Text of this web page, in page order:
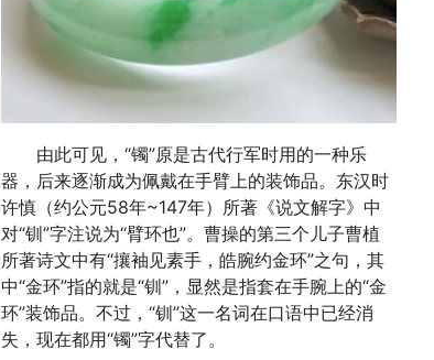
由此可见，“镯”原是古代行军时用的一种乐
器，后来逐渐成为佩戴在手臂上的装饰品。东汉时
许慎（约公元58年~147年）所著《说文解字》中
对“钏”字注说为“臂环也”。曹操的第三个儿子曹植
所著诗文中有“攘袖见素手，皓腕约金环”之句，其
中“金环”指的就是“钏”，显然是指套在手腕上的“金
环”装饰品。不过，“钏”这一名词在口语中已经消
失，现在都用“镯”字代替了。